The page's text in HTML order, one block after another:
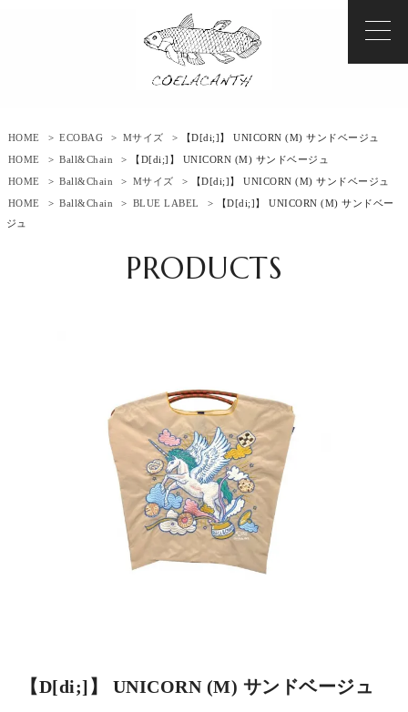
HOME > ECOBAG > Mサイズ
> 【D[di;]】 UNICORN (M) サンドベージュ
HOME
> Ball&Chain
> 【D[di;]】 UNICORN (M) サンドベージュ
HOME
> Ball&Chain > Mサイズ
> 【D[di;]】 UNICORN (M) サンドベージュ
HOME
> Ball&Chain > BLUE LABEL
> 【D[di;]】 UNICORN (M) サンドベー
ジュ
PRODUCTS
【D[di;]】 UNICORN (M) サンドベージュ